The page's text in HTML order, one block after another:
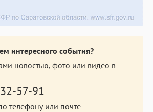
интересного события?
новостью, фото или видео в
57-91
телефону или почте